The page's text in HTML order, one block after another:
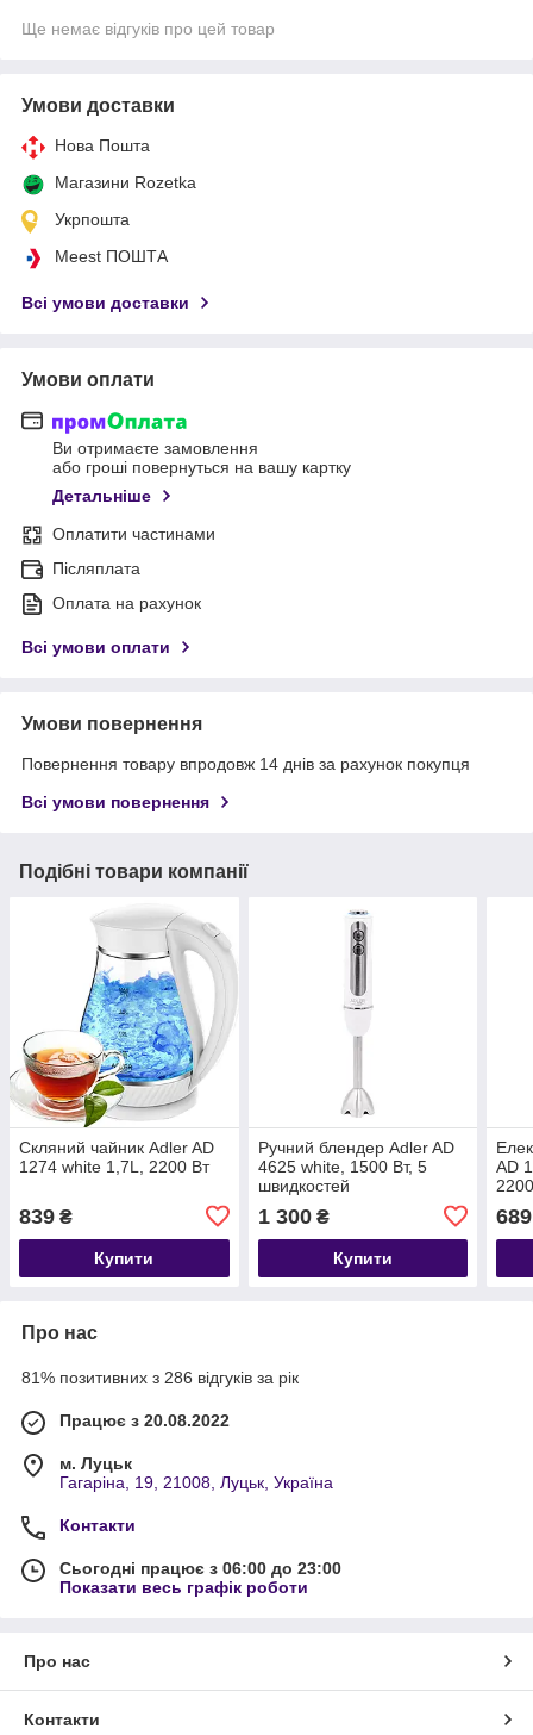
Ще немає відгуків про цей товар
Умови доставки
Нова Пошта
Магазини Rozetka
Укрпошта
Meest ПОШТА
Всі умови доставки
Умови оплати
Ви отримаєте замовлення
або гроші повернуться на вашу картку
Детальніше
Оплатити частинами
Післяплата
Оплата на рахунок
Всі умови оплати
Умови повернення
Повернення товару впродовж 14 днів за рахунок покупця
Всі умови повернення
Подібні товари компанії
Скляний чайник Adler AD
1274 white 1,7L, 2200 Вт
839 ₴
Купити
Ручний блендер Adler AD
4625 white, 1500 Вт, 5
швидкостей
1 300₴
Купити
AD
689
Про нас
81% позитивних з 286 відгуків за рік
Працює з 20.08.2022
м. Луцьк
Гагаріна, 19, 21008, Луцьк, Україна
Контакти
Сьогодні працює з 06:00 до 23:00
Показати весь графік роботи
Про нас
Контакти